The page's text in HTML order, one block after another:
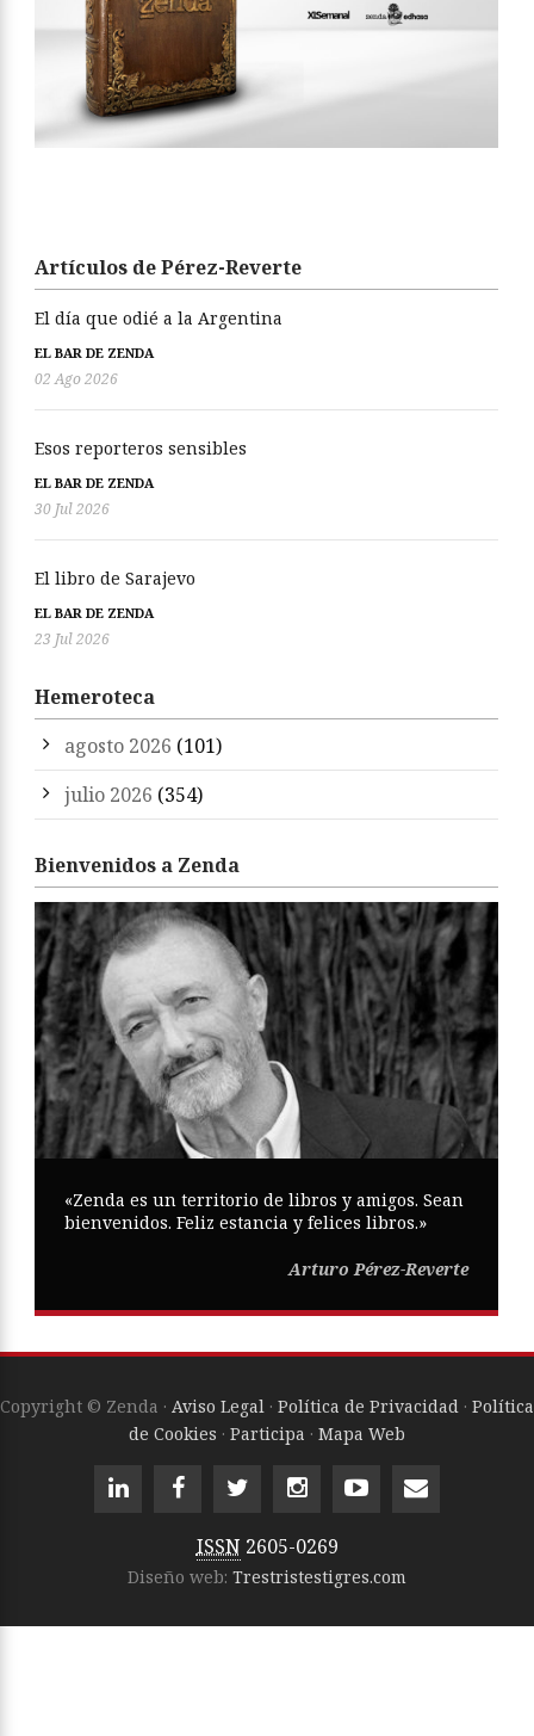
Artículos de Pérez-Reverte
El día que odié a la Argentina
EL BAR DE ZENDA
02 Ago 2026
Esos reporteros sensibles
EL BAR DE ZENDA
30 Jul 2026
El libro de Sarajevo
EL BAR DE ZENDA
23 Jul 2026
Hemeroteca
agosto 2026 (101)
julio 2026 (354)
Bienvenidos a Zenda
«Zenda es un territorio de libros y amigos. Sean
bienvenidos. Feliz estancia y felices libros.»
Arturo Pérez-Reverte
Copyright © Zenda · Aviso Legal · Política de Privacidad · Política
de Cookies · Participa · Mapa Web
ISSN 2605-0269
Diseño web: Trestristestigres.com